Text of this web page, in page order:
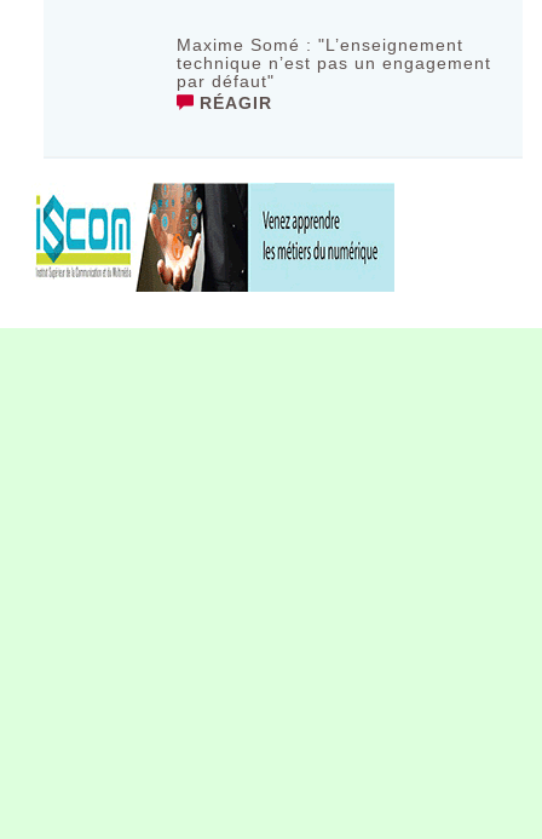
Maxime Somé : "L’enseignement
technique n’est pas un engagement
par défaut"
RÉAGIR